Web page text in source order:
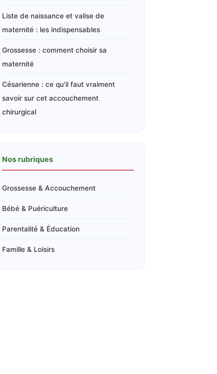
Liste de naissance et valise de
maternité : les indispensables
Grossesse : comment choisir sa
maternité
Césarienne : ce qu'il faut vraiment
savoir sur cet accouchement
chirurgical
Nos rubriques
Grossesse & Accouchement
Bébé & Puériculture
Parentalité & Éducation
Famille & Loisirs